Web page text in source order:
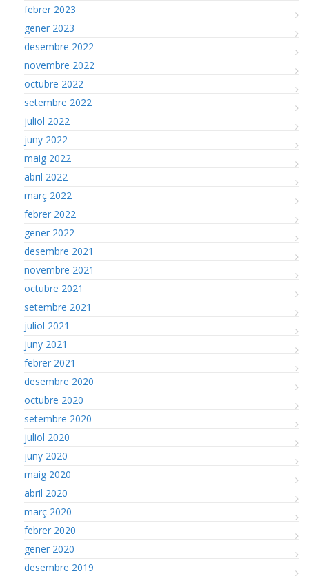
febrer 2023
gener 2023
desembre 2022
novembre 2022
octubre 2022
setembre 2022
juliol 2022
juny 2022
maig 2022
abril 2022
març 2022
febrer 2022
gener 2022
desembre 2021
novembre 2021
octubre 2021
setembre 2021
juliol 2021
juny 2021
febrer 2021
desembre 2020
octubre 2020
setembre 2020
juliol 2020
juny 2020
maig 2020
abril 2020
març 2020
febrer 2020
gener 2020
desembre 2019